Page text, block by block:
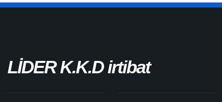
LİDER K.K.D irtibat